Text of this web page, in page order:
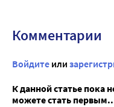
Комментарии
Войдите или
К данной статье пока
можете стать